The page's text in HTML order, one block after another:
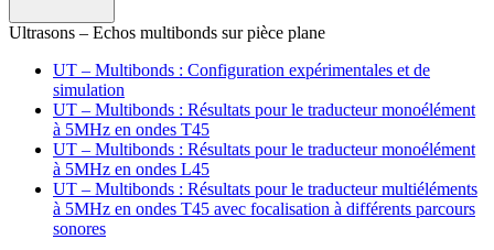
Ultrasons – Echos multibonds sur pièce plane
UT – Multibonds : Configuration expérimentales et de
simulation
UT – Multibonds : Résultats pour le traducteur monoélément
à 5MHz en ondes T45
UT – Multibonds : Résultats pour le traducteur monoélément
à 5MHz en ondes L45
UT – Multibonds : Résultats pour le traducteur multiéléments
à 5MHz en ondes T45 avec focalisation à différents parcours
sonores